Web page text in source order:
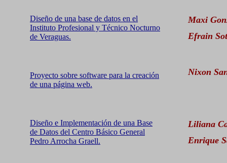
Diseño de una base de datos en el
Instituto Profesional y Técnico Nocturno
de Veraguas.
Maxi
Efrain
Proyecto sobre software para la creación
de una página web.
Nixon
Diseño e Implementación de una Base
de Datos del Centro Básico General
Pedro Arrocha Graell.
Liliana
Enrique